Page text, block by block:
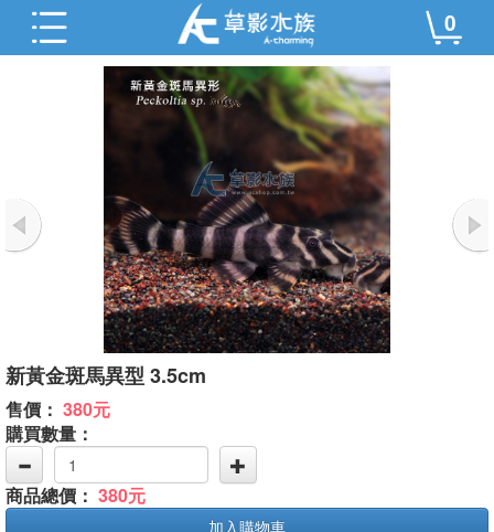
0
新黃金斑馬異型 3.5cm
售價： 380元
購買數量：
商品總價： 380元
加入購物車